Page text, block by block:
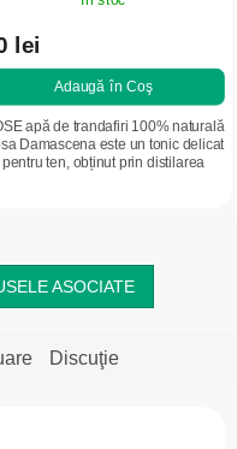
lei
Adaugă în Coş
apă de trandafiri 100% naturală
Damascena este un tonic delicat
pentru ten, obținut prin distilarea
ASOCIATE
Discuţie